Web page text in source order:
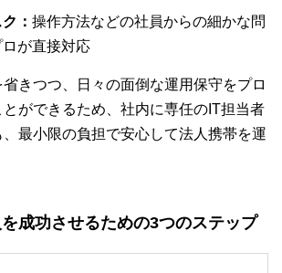
： 操作方法などの社員からの細かな問
が直接対応
きつつ、日々の面倒な運用保守をプロ
ができるため、社内に専任のIT担当者
最小限の負担で安心して法人携帯を運
成功させるための3つのステップ